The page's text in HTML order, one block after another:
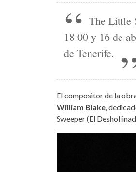
The Little
18:00 y 16 de
de Tenerife.
El compositor de la
William Blake,
Sweeper (El